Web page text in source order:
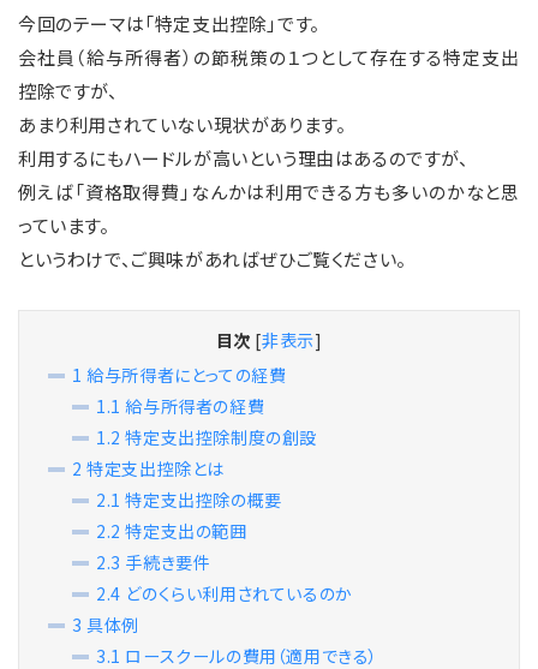
今回のテーマは「特定支出控除」です。
会社員（給与所得者）の節税策の１つとして存在する特定支出
控除ですが、
あまり利用されていない現状があります。
利用するにもハードルが高いという理由はあるのですが、
例えば「資格取得費」なんかは利用できる方も多いのかなと思
っています。
というわけで、ご興味があればぜひご覧ください。
目次 [非表示]
1 給与所得者にとっての経費
1.1 給与所得者の経費
1.2 特定支出控除制度の創設
2 特定支出控除とは
2.1 特定支出控除の概要
2.2 特定支出の範囲
2.3 手続き要件
2.4 どのくらい利用されているのか
3 具体例
3.1 ロースクールの費用（適用できる）